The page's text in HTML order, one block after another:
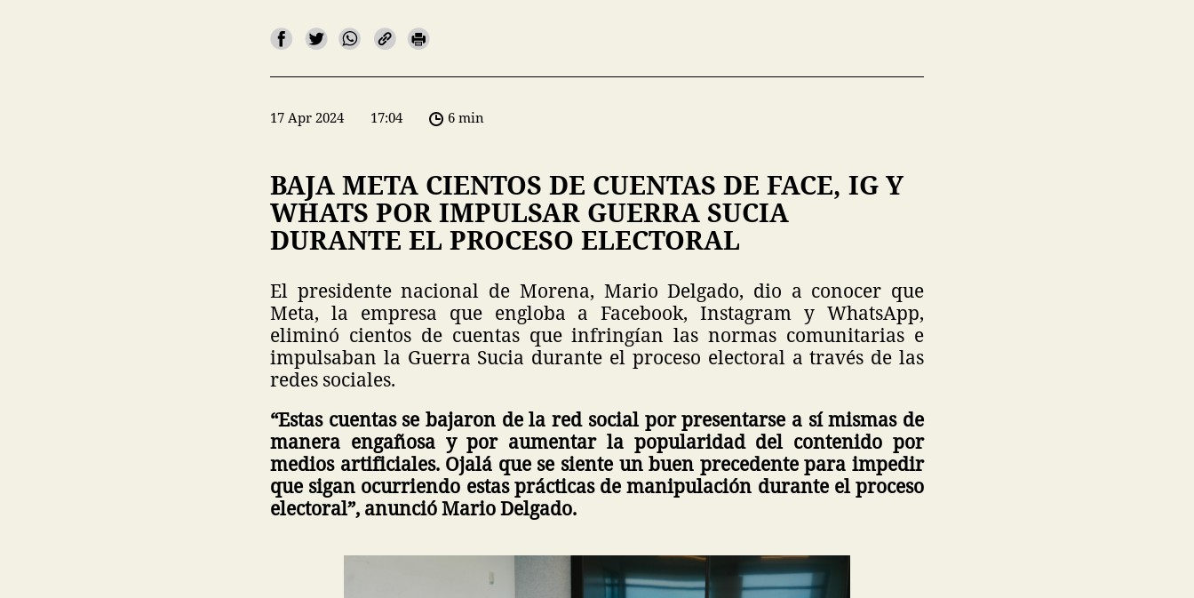
17 Apr 2024 17:04 6 min
BAJA META CIENTOS DE CUENTAS DE FACE, IG Y
WHATS POR IMPULSAR GUERRA SUCIA
DURANTE EL PROCESO ELECTORAL
El presidente nacional de Morena, Mario Delgado, dio a conocer que
Meta, la empresa que engloba a Facebook, Instagram y WhatsApp,
eliminó cientos de cuentas que infringían las normas comunitarias e
impulsaban la Guerra Sucia durante el proceso electoral a través de las
redes sociales.
“Estas cuentas se bajaron de la red social por presentarse a sí mismas de
manera engañosa y por aumentar la popularidad del contenido por
medios artificiales. Ojalá que se siente un buen precedente para impedir
que sigan ocurriendo estas prácticas de manipulación durante el proceso
electoral”, anunció Mario Delgado.